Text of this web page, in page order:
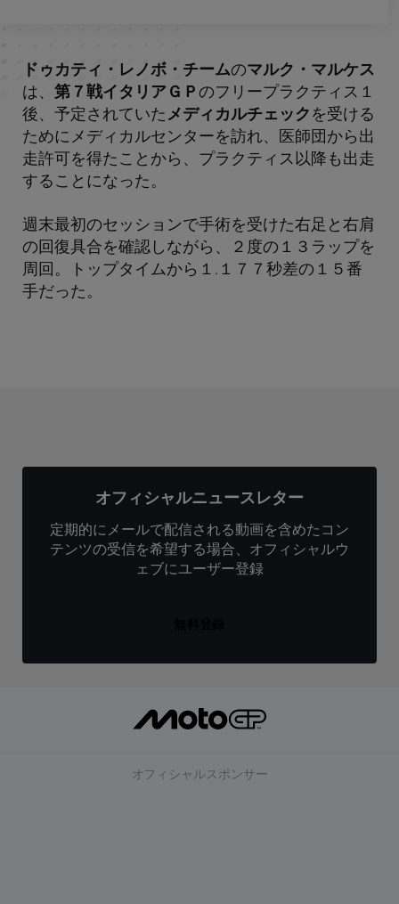
ドゥカティ・レノボ・チームのマルク・マルケス
は、 第７戦イタリアＧＰ のフリープラクティス１
後、予定されていたメディカルチェック を受ける
ためにメディカルセンターを訪れ、医師団から出
走許可を得たことから、プラクティス以降も出走
することになった。
週末最初のセッションで手術を受けた右足と右肩
の回復具合を確認しながら、２度の１３ラップを
周回。トップタイムから１.１７７秒差の１５番
手だった。
オフィシャルニュースレター
定期的にメールで配信される動画を含めたコン
テンツの受信を希望する場合、オフィシャルウ
ェブにユーザー登録
オフィシャルスポンサー